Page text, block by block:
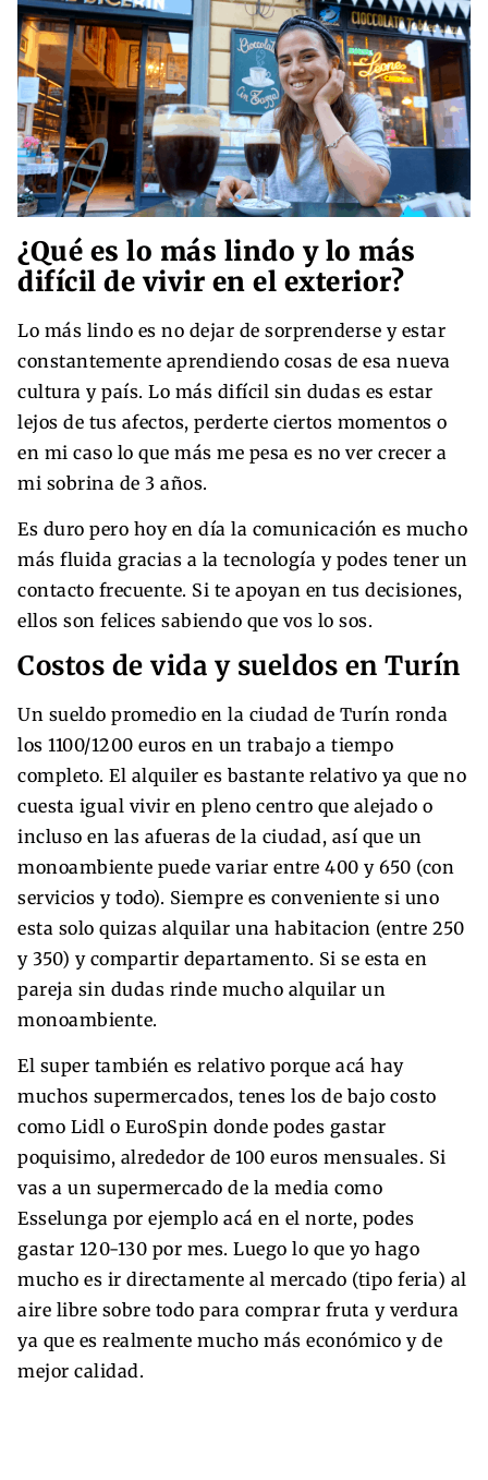
¿Qué es lo más lindo y lo más
difícil de vivir en el exterior?
Lo más lindo es no dejar de sorprenderse y estar
constantemente aprendiendo cosas de esa nueva
cultura y país. Lo más difícil sin dudas es estar
lejos de tus afectos, perderte ciertos momentos o
en mi caso lo que más me pesa es no ver crecer a
mi sobrina de 3 años.
Es duro pero hoy en día la comunicación es mucho
más fluida gracias a la tecnología y podes tener un
contacto frecuente. Si te apoyan en tus decisiones,
ellos son felices sabiendo que vos lo sos.
Costos de vida y sueldos en Turín
Un sueldo promedio en la ciudad de Turín ronda
los 1100/1200 euros en un trabajo a tiempo
completo. El alquiler es bastante relativo ya que no
cuesta igual vivir en pleno centro que alejado o
incluso en las afueras de la ciudad, así que un
monoambiente puede variar entre 400 y 650 (con
servicios y todo). Siempre es conveniente si uno
esta solo quizas alquilar una habitacion (entre 250
y 350) y compartir departamento. Si se esta en
pareja sin dudas rinde mucho alquilar un
monoambiente.
El super también es relativo porque acá hay
muchos supermercados, tenes los de bajo costo
como Lidl o EuroSpin donde podes gastar
poquisimo, alrededor de 100 euros mensuales. Si
vas a un supermercado de la media como
Esselunga por ejemplo acá en el norte, podes
gastar 120-130 por mes. Luego lo que yo hago
mucho es ir directamente al mercado (tipo feria) al
aire libre sobre todo para comprar fruta y verdura
ya que es realmente mucho más económico y de
mejor calidad.